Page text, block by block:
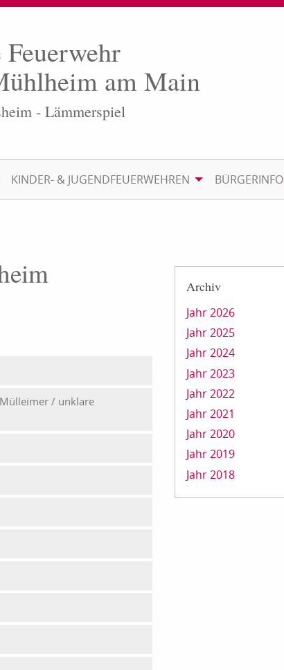
am Main
- Lämmerspiel
KINDER- & JUGENDFEUERWEHREN BÜRGERINFO
/ unklare
Archiv
Jahr 2026
Jahr 2025
Jahr 2024
Jahr 2023
Jahr 2022
Jahr 2021
Jahr 2020
Jahr 2019
Jahr 2018